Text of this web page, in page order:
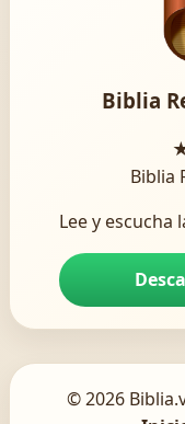
Biblia
Biblia
Lee y escucha
© 2026